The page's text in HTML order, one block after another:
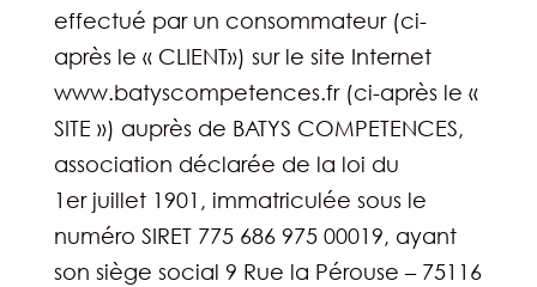
effectué par un consommateur (ci-
après le « CLIENT») sur le site Internet
www.batyscompetences.fr (ci-après le «
SITE ») auprès de BATYS COMPETENCES,
association déclarée de la loi du
1er juillet 1901, immatriculée sous le
numéro SIRET 775 686 975 00019, ayant
son siège social 9 Rue la Pérouse – 75116